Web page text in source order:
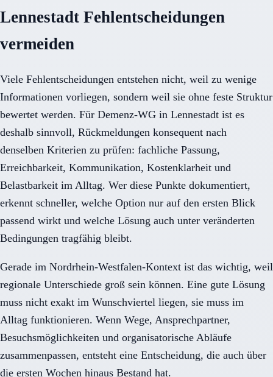
Lennestadt Fehlentscheidungen
vermeiden
Viele Fehlentscheidungen entstehen nicht, weil zu wenige
Informationen vorliegen, sondern weil sie ohne feste Struktur
bewertet werden. Für Demenz-WG in Lennestadt ist es
deshalb sinnvoll, Rückmeldungen konsequent nach
denselben Kriterien zu prüfen: fachliche Passung,
Erreichbarkeit, Kommunikation, Kostenklarheit und
Belastbarkeit im Alltag. Wer diese Punkte dokumentiert,
erkennt schneller, welche Option nur auf den ersten Blick
passend wirkt und welche Lösung auch unter veränderten
Bedingungen tragfähig bleibt.
Gerade im Nordrhein-Westfalen-Kontext ist das wichtig, weil
regionale Unterschiede groß sein können. Eine gute Lösung
muss nicht exakt im Wunschviertel liegen, sie muss im
Alltag funktionieren. Wenn Wege, Ansprechpartner,
Besuchsmöglichkeiten und organisatorische Abläufe
zusammenpassen, entsteht eine Entscheidung, die auch über
die ersten Wochen hinaus Bestand hat.